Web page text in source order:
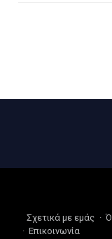
Σχετικά με εμάς
Επικοινωνία